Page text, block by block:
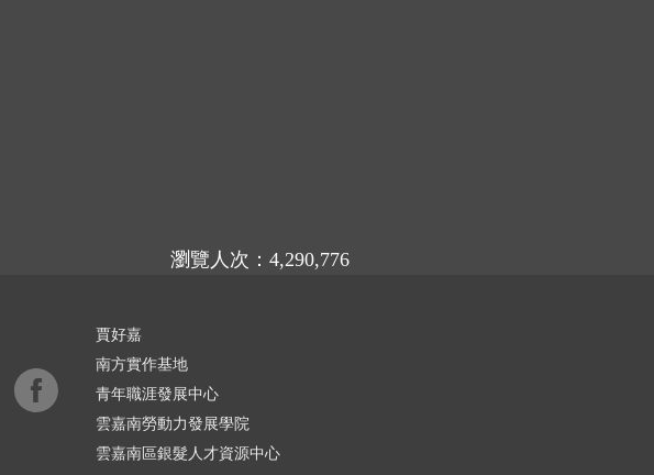
瀏覽人次：4,290,776
賈好嘉
南方實作基地
青年職涯發展中心
雲嘉南勞動力發展學院
雲嘉南區銀髮人才資源中心